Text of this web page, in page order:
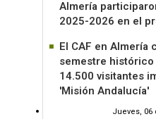
Almería
2025-2026 en el
El CAF en Almería
semestre
14.500 visitantes
'Misión Andalucía'
Jueves, 06